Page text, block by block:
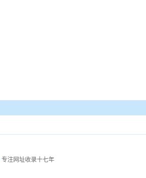
专注网址收录十七年